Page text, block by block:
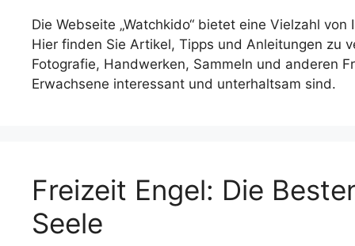
Die Webseite „Watchkido“ bietet eine Vielzahl
Hier finden Sie Artikel, Tipps und Anleitungen zu
Fotografie, Handwerken, Sammeln und anderen
Erwachsene interessant und unterhaltsam sind.
Freizeit Engel: Die
Seele